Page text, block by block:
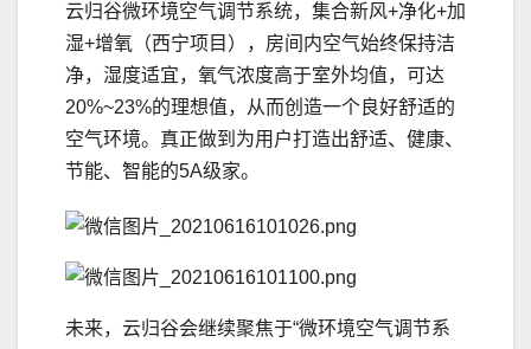
云归谷微环境空气调节系统，集合新风+净化+加
湿+增氧（西宁项目），房间内空气始终保持洁
净，湿度适宜，氧气浓度高于室外均值，可达
20%~23%的理想值，从而创造一个良好舒适的
空气环境。真正做到为用户打造出舒适、健康、
节能、智能的5A级家。
未来，云归谷会继续聚焦于“微环境空气调节系